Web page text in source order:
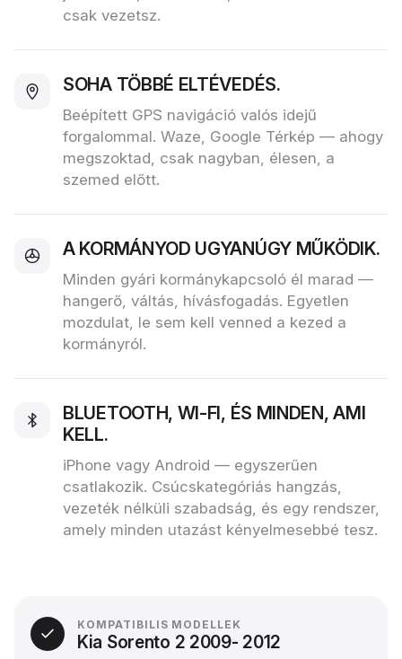
csak vezetsz.
SOHA TÖBBÉ ELTÉVEDÉS.
Beépített GPS navigáció valós idejű
forgalommal. Waze, Google Térkép — ahogy
megszoktad, csak nagyban, élesen, a
szemed előtt.
A KORMÁNYOD UGYANÚGY MŰKÖDIK.
Minden gyári kormánykapcsoló él marad —
hangerő, váltás, hívásfogadás. Egyetlen
mozdulat, le sem kell venned a kezed a
kormányról.
BLUETOOTH, WI‑FI, ÉS MINDEN, AMI
KELL.
iPhone vagy Android — egyszerűen
csatlakozik. Csúcskategóriás hangzás,
vezeték nélküli szabadság, és egy rendszer,
amely minden utazást kényelmesebbé tesz.
KOMPATIBILIS MODELLEK
Kia Sorento 2 2009- 2012